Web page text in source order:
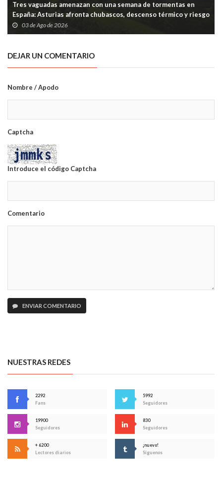
Tres vaguadas amenazan con una semana de tormentas en
España: Asturias afronta chubascos, descenso térmico y riesgo
puntual en la Cordillera
03 de Ago de 2026
DEJAR UN COMENTARIO
Nombre / Apodo
Captcha
Introduce el código Captcha
Comentario
ENVIAR COMENTARIO
NUESTRAS REDES
2292
Fans
5992
Seguidores
19900
Seguidores
830
Seguidores
+ 6200
Lectores diarios
¡nuevo!
Síguenos